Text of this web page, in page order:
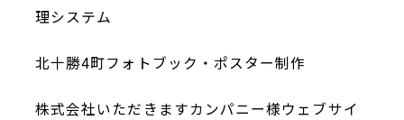
理システム
北十勝4町フォトブック・ポスター制作
株式会社いただきますカンパニー様ウェブサイ